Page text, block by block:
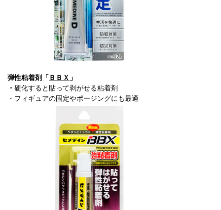
弾性粘着剤「 ＢＢＸ 」
・ 硬化すると貼って剥がせる粘着剤
・フィギュアの固定やポージングにも最適